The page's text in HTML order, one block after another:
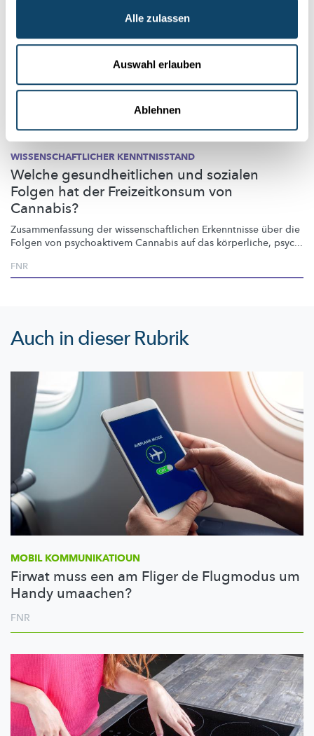
Alle zulassen
Auswahl erlauben
Ablehnen
WISSENSCHAFTLICHER KENNTNISSTAND
Welche gesundheitlichen und sozialen
Folgen hat der Freizeitkonsum von
Cannabis?
Zusammenfassung der wissenschaftlichen Erkenntnisse über die
Folgen von psychoaktivem Cannabis auf das körperliche, psyc...
FNR
Auch in dieser Rubrik
MOBIL KOMMUNIKATIOUN
Firwat muss een am Fliger de Flugmodus um
Handy umaachen?
FNR